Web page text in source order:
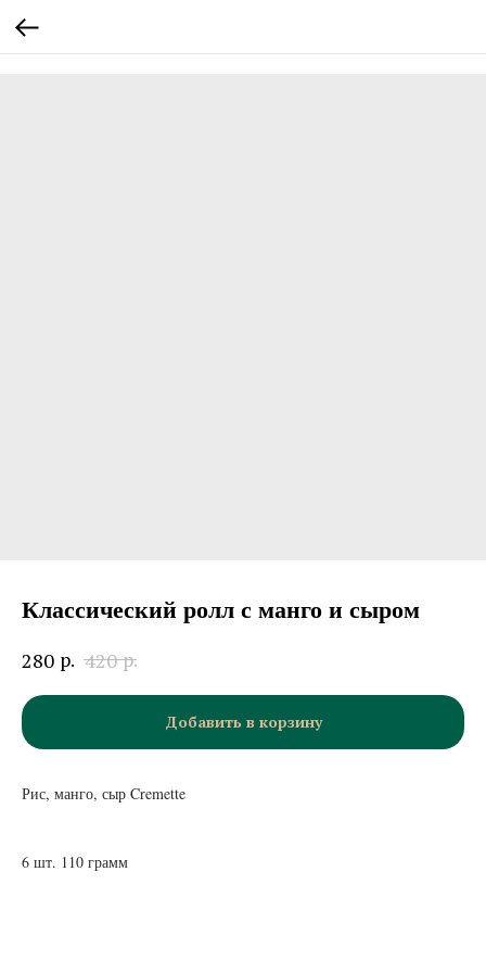
Классический ролл с манго и сыром
280 р. 420 р.
Добавить в корзину
Рис, манго, сыр Cremette
6 шт. 110 грамм